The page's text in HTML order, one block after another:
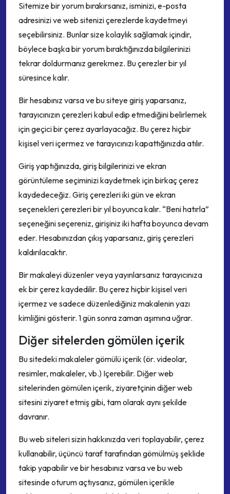
Sitemize bir yorum bırakırsanız, isminizi, e-posta
adresinizi ve web sitenizi çerezlerde kaydetmeyi
seçebilirsiniz. Bunlar size kolaylık sağlamak içindir,
böylece başka bir yorum bıraktığınızda bilgilerinizi
tekrar doldurmanız gerekmez. Bu çerezler bir yıl
süresince kalır.
Bir hesabınız varsa ve bu siteye giriş yaparsanız,
tarayıcınızın çerezleri kabul edip etmediğini belirlemek
için geçici bir çerez ayarlayacağız. Bu çerez hiçbir
kişisel veri içermez ve tarayıcınızı kapattığınızda atılır.
Giriş yaptığınızda, giriş bilgilerinizi ve ekran
görüntüleme seçiminizi kaydetmek için birkaç çerez
kaydedeceğiz. Giriş çerezleri iki gün ve ekran
seçenekleri çerezleri bir yıl boyunca kalır. “Beni hatırla”
seçeneğini seçereniz, girişiniz iki hafta boyunca devam
eder. Hesabınızdan çıkış yaparsanız, giriş çerezleri
kaldırılacaktır.
Bir makaleyi düzenler veya yayınlarsanız tarayıcınıza
ek bir çerez kaydedilir. Bu çerez hiçbir kişisel veri
içermez ve sadece düzenlediğiniz makalenin yazı
kimliğini gösterir. 1 gün sonra zaman aşımına uğrar.
Diğer sitelerden gömülen içerik
Bu sitedeki makaleler gömülü içerik (ör. videolar,
resimler, makaleler, vb.) Içerebilir. Diğer web
sitelerinden gömülen içerik, ziyaretçinin diğer web
sitesini ziyaret etmiş gibi, tam olarak aynı şekilde
davranır.
Bu web siteleri sizin hakkınızda veri toplayabilir, çerez
kullanabilir, üçüncü taraf tarafından gömülmüş şeklide
takip yapabilir ve bir hesabınız varsa ve bu web
sitesinde oturum açtıysanız, gömülen içerikle